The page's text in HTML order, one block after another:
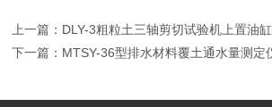
上一篇： DLY-3粗粒土三轴剪切试验机上置油
下一篇： MTSY-36型排水材料覆土通水量测定